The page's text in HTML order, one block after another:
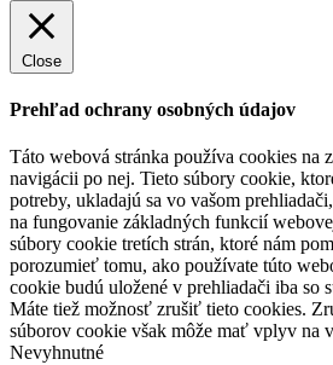
Close
Prehľad ochrany osobných údajov
Táto webová stránka používa cookies na
navigácii po nej. Tieto súbory cookie,
potreby, ukladajú sa vo vašom
na fungovanie základných funkcií
súbory cookie tretích strán, ktoré nám
porozumieť tomu, ako používate túto
cookie budú uložené v prehliadači iba so
Máte tiež možnosť zrušiť tieto cookies.
súborov cookie však môže mať vplyv na
Nevyhnutné